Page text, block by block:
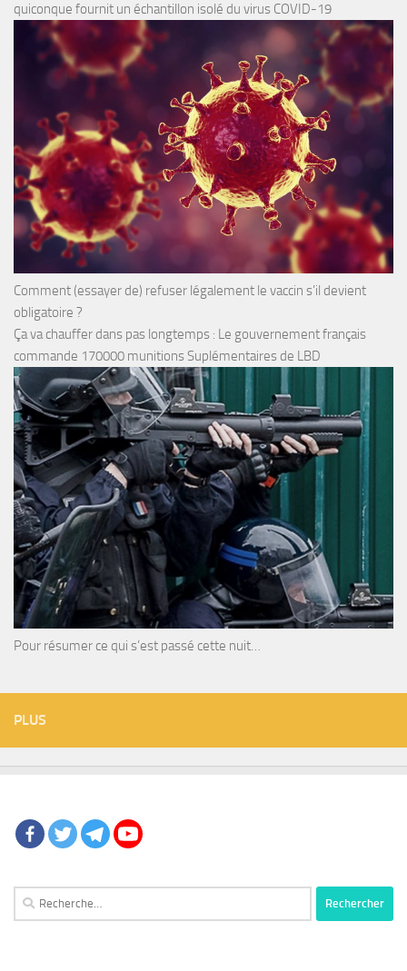
quiconque fournit un échantillon isolé du virus COVID-19
Comment (essayer de) refuser légalement le vaccin s’il devient
obligatoire ?
Ça va chauffer dans pas longtemps : Le gouvernement français
commande 170000 munitions Suplémentaires de LBD
Pour résumer ce qui s’est passé cette nuit…
PLUS
Rechercher :